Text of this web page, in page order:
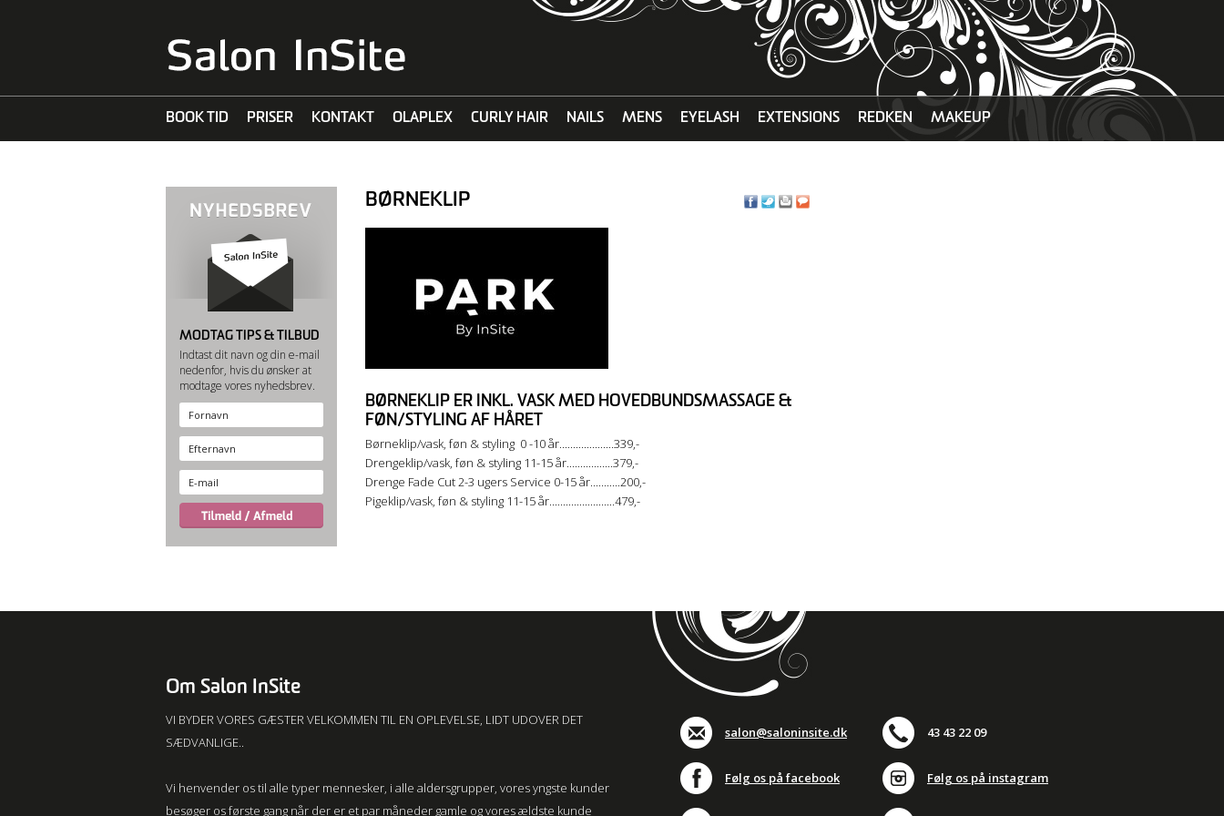
BOOK TID PRISER KONTAKT OLAPLEX CURLY HAIR NAILS MENS EYELASH EXTENSIONS REDKEN MAKEUP
MODTAG TIPS & TILBUD
Indtast dit navn og din e-mail
nedenfor, hvis du ønsker at
modtage vores nyhedsbrev.
BØRNEKLIP
BØRNEKLIP ER INKL. VASK MED HOVEDBUNDSMASSAGE &
FØN/STYLING AF HÅRET
Børneklip/vask, føn & styling 0 -10 år....................339,-
Drengeklip/vask, føn & styling 11-15 år.................379,-
Drenge Fade Cut 2-3 ugers Service 0-15 år...........200,-
Pigeklip/vask, føn & styling 11-15 år........................479,-
Om Salon InSite
VI BYDER VORES GÆSTER VELKOMMEN TIL EN OPLEVELSE, LIDT UDOVER DET
SÆDVANLIGE..
Vi henvender os til alle typer mennesker, i alle aldersgrupper, vores yngste kunder
besøger os første gang når der er et par måneder gamle og vores ældste kunde
salon@saloninsite.dk
Følg os på facebook
43 43 22 09
Følg os på instagram